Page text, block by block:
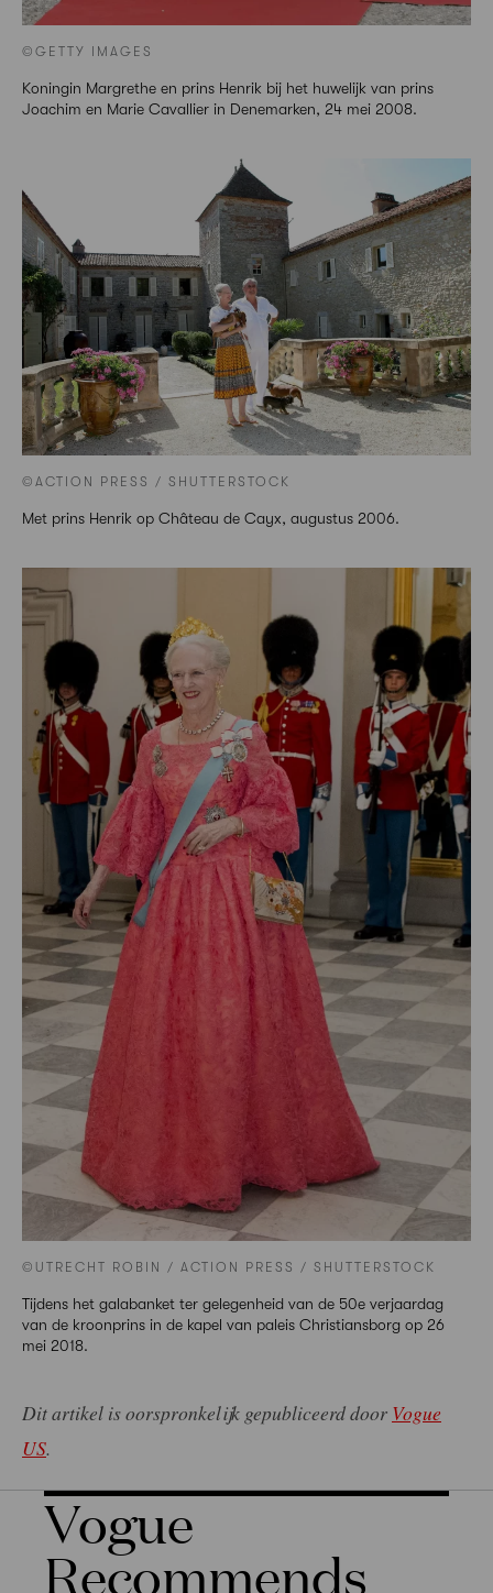
©GETTY IMAGES
Koningin Margrethe en prins Henrik bij het huwelijk van prins
Joachim en Marie Cavallier in Denemarken, 24 mei 2008.
©ACTION PRESS / SHUTTERSTOCK
Met prins Henrik op Château de Cayx, augustus 2006.
©UTRECHT ROBIN / ACTION PRESS / SHUTTERSTOCK
Tijdens het galabanket ter gelegenheid van de 50e verjaardag
van de kroonprins in de kapel van paleis Christiansborg op 26
mei 2018.
Dit artikel is oorspronkelijk gepubliceerd door Vogue
US.
Vogue
Recommends